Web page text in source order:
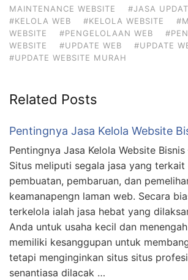
MAINTENANCE WEBSITE
#JASA
#KELOLA WEB
#KELOLA WEBSITE
WEBSITE
#PENGELOLAAN WEB
WEBSITE
#UPDATE WEB
#UPDATE
#UPDATE WEBSITE MURAH
Related Posts
Pentingnya Jasa Kelola Website
Pentingnya Jasa Kelola Website Bisnis
Situs meliputi segala jasa yang terkait
pembuatan, pembaruan, dan
keamanapengn laman web. Secara
terkelola ialah jasa hebat yang
Anda untuk usaha kecil dan
memiliki kesanggupan untuk
tetapi menginginkan situs situs
senantiasa dilacak …